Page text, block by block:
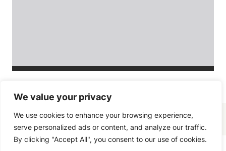
We value your privacy
We use cookies to enhance your browsing experience,
serve personalized ads or content, and analyze our traffic.
By clicking "Accept All", you consent to our use of cookies.